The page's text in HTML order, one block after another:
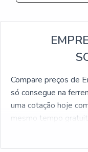
Compare preços de
só consegue na
uma cotação hoje
mesmo tempo